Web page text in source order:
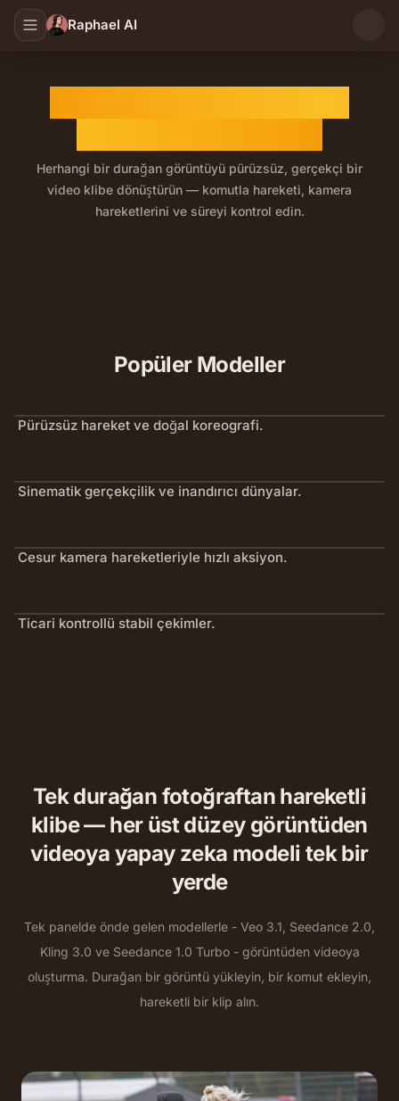
Raphael AI
Herhangi bir durağan görüntüyü pürüzsüz, gerçekçi bir
video klibe dönüştürün — komutla hareketi, kamera
hareketlerini ve süreyi kontrol edin.
Popüler Modeller
Pürüzsüz hareket ve doğal koreografi.
Sinematik gerçekçilik ve inandırıcı dünyalar.
Cesur kamera hareketleriyle hızlı aksiyon.
Ticari kontrollü stabil çekimler.
Tek durağan fotoğraftan hareketli
klibe — her üst düzey görüntüden
videoya yapay zeka modeli tek bir
yerde
Tek panelde önde gelen modellerle - Veo 3.1, Seedance 2.0,
Kling 3.0 ve Seedance 1.0 Turbo - görüntüden videoya
oluşturma. Durağan bir görüntü yükleyin, bir komut ekleyin,
hareketli bir klip alın.